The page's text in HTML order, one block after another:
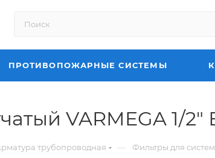
ПРОТИВОПОЖАРНЫЕ СИСТЕМЫ
VARMEGA 1/
трубопроводная — Фильтры для